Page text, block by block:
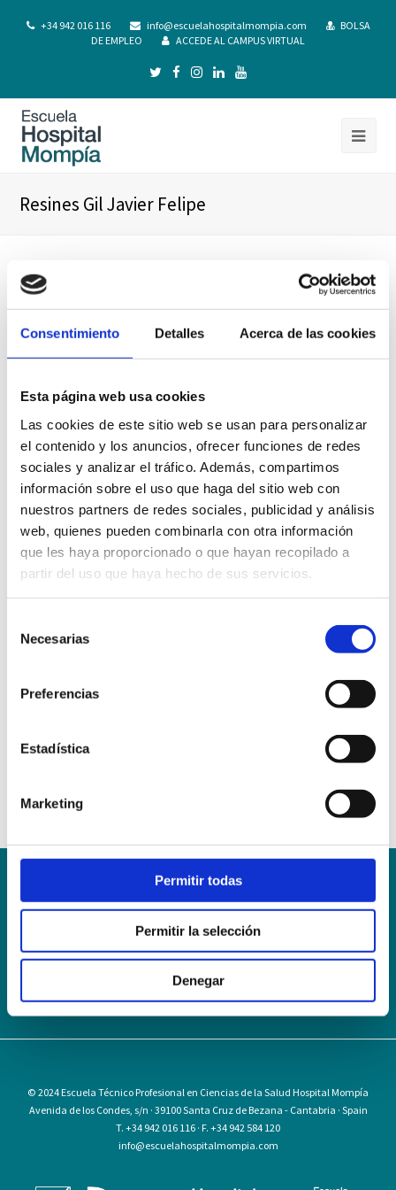
Consentimiento Detalles Acerca de las cookies
Esta página web usa cookies
Las cookies de este sitio web se usan para personalizar
el contenido y los anuncios, ofrecer funciones de redes
sociales y analizar el tráfico. Además, compartimos
información sobre el uso que haga del sitio web con
nuestros partners de redes sociales, publicidad y análisis
web, quienes pueden combinarla con otra información
que les haya proporcionado o que hayan recopilado a
partir del uso que haya hecho de sus servicios.
Necesarias
Preferencias
Estadística
Marketing
Permitir todas
Permitir la selección
Denegar
+34 942 016 116 info@escuelahospitalmompia.com
BOLSA
DE EMPLEO
ACCEDE AL CAMPUS VIRTUAL
Resines Gil Javier Felipe
Conoce la Escuela
Hospital Mompía
AVISO LEGAL – TÉRMINOS Y CONDICIONES DE SERVICIOS
Política de Privacidad
Política de cookies
Campus Virtual
Webmail
© 2024 Escuela Técnico Profesional en Ciencias de la Salud Hospital Mompía
Avenida de los Condes, s/n · 39100 Santa Cruz de Bezana - Cantabria · Spain
T. +34 942 016 116 · F. +34 942 584 120
info@escuelahospitalmompia.com